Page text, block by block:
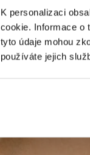
K personalizaci
cookie. Informace o
tyto údaje mohou
používáte jejich